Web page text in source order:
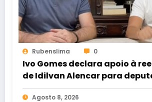
Rubenslima 0
Ivo Gomes declara apoio à
de Idilvan Alencar para
federal
Agosto 8, 2026